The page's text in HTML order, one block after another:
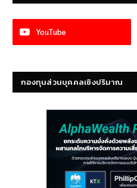
YouTube
กองทุนส่วนบุคคลเชิงปริมาณ